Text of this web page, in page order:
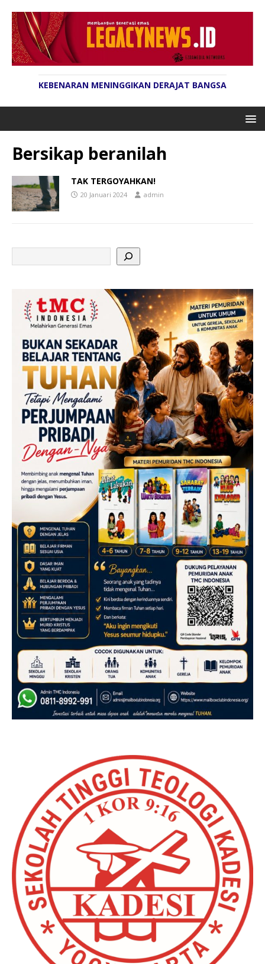
KEBENARAN MENINGGIKAN DERAJAT BANGSA
Bersikap beranilah
TAK TERGOYAHKAN!
20 Januari 2024 admin